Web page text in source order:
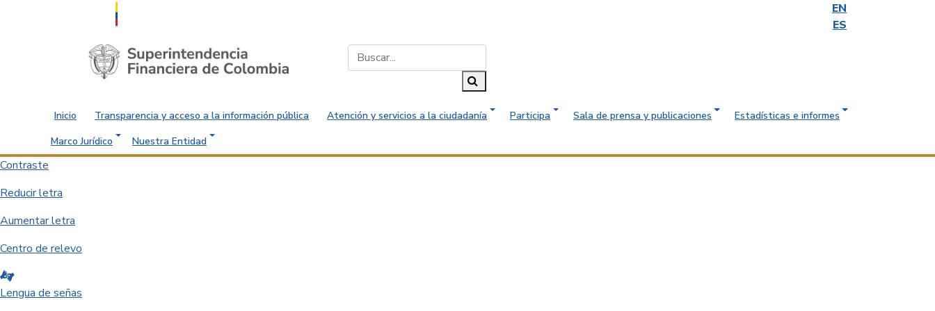
EN
ES
Saltar al contenido principal
Inicio Transparencia y acceso a la información pública Atención y servicios a la ciudadanía Participa Sala de prensa y publicaciones
Estadísticas e informes
Marco Jurídico
Nuestra Entidad
Contraste
Reducir letra
Aumentar letra
Centro de relevo
Lengua de señas